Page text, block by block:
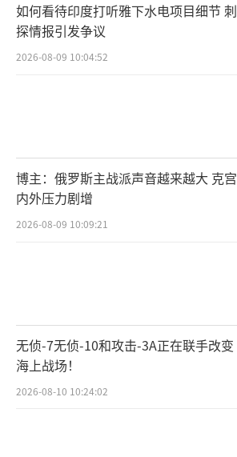
如何看待印度打听雅下水电项目细节 刺
探情报引发争议
2026-08-09 10:04:52
博主：俄罗斯主战派声音越来越大 克宫
内外压力剧增
2026-08-09 10:09:21
无侦-7无侦-10和攻击-3A正在联手改变
海上战场！
2026-08-10 10:24:02